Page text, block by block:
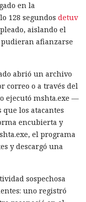
en la
128 segundos detuv
aislando el
afianzarse
abrió un archivo
correo o a través del
ejecutó mshta.exe —
los atacantes
encubierta y
el programa
y descargó una
sospechosa
uno registró